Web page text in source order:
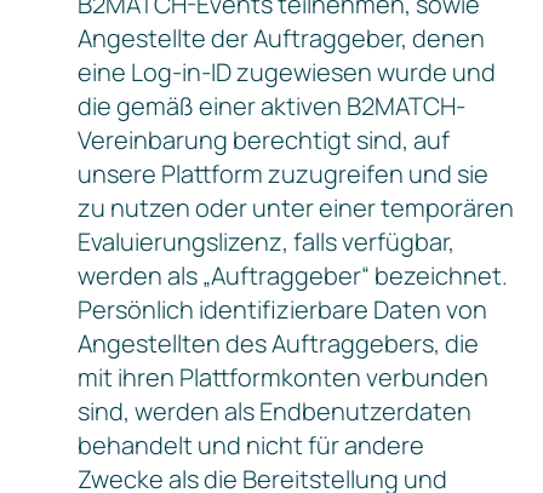
Angestellte der Auftraggeber, denen
eine Log-in-ID zugewiesen wurde und
die gemäß einer aktiven B2MATCH-
Vereinbarung berechtigt sind, auf
unsere Plattform zuzugreifen und sie
zu nutzen oder unter einer temporären
Evaluierungslizenz, falls verfügbar,
werden als „Auftraggeber“ bezeichnet.
Persönlich identifizierbare Daten von
Angestellten des Auftraggebers, die
mit ihren Plattformkonten verbunden
sind, werden als Endbenutzerdaten
behandelt und nicht für andere
Zwecke als die Bereitstellung und